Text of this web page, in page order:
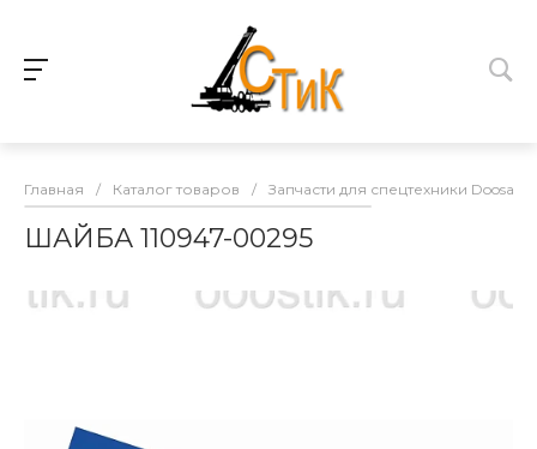
Главная / Каталог товаров / Запчасти для спецтехники Doosan
ШАЙБА 110947-00295